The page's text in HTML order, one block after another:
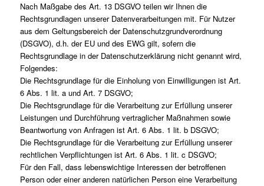
Nach Maßgabe des Art. 13 DSGVO teilen wir Ihnen die
Rechtsgrundlagen unserer Datenverarbeitungen mit. Für Nutzer
aus dem Geltungsbereich der Datenschutzgrundverordnung
(DSGVO), d.h. der EU und des EWG gilt, sofern die
Rechtsgrundlage in der Datenschutzerklärung nicht genannt wird,
Folgendes:
Die Rechtsgrundlage für die Einholung von Einwilligungen ist Art.
6 Abs. 1 lit. a und Art. 7 DSGVO;
Die Rechtsgrundlage für die Verarbeitung zur Erfüllung unserer
Leistungen und Durchführung vertraglicher Maßnahmen sowie
Beantwortung von Anfragen ist Art. 6 Abs. 1 lit. b DSGVO;
Die Rechtsgrundlage für die Verarbeitung zur Erfüllung unserer
rechtlichen Verpflichtungen ist Art. 6 Abs. 1 lit. c DSGVO;
Für den Fall, dass lebenswichtige Interessen der betroffenen
Person oder einer anderen natürlichen Person eine Verarbeitung